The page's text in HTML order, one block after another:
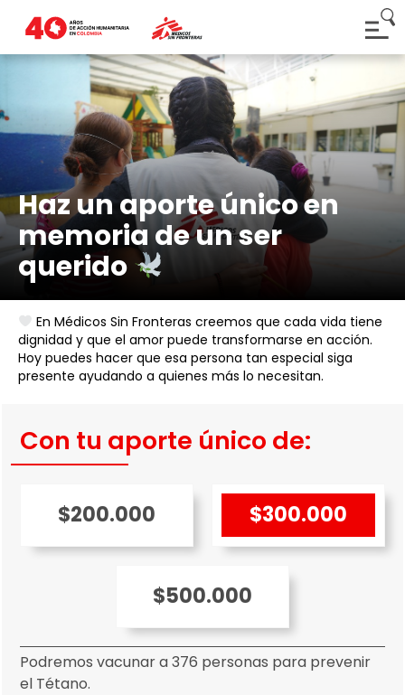
Haz un aporte único en
memoria de un ser
querido
En Médicos Sin Fronteras creemos que cada vida tiene
dignidad y que el amor puede transformarse en acción.
Hoy puedes hacer que esa persona tan especial siga
presente ayudando a quienes más lo necesitan.
Con tu aporte único de:
$200.000 $300.000
$500.000
Podremos vacunar a 376 personas para prevenir
el Tétano.